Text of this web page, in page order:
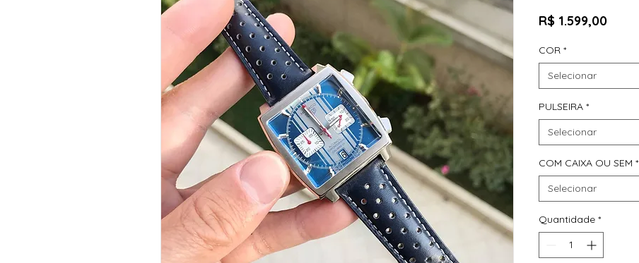
R$ 1.599,00Preço
COR *
Selecionar
PULSEIRA *
Selecionar
COM CAIXA OU SEM *
Selecionar
Quantidade *